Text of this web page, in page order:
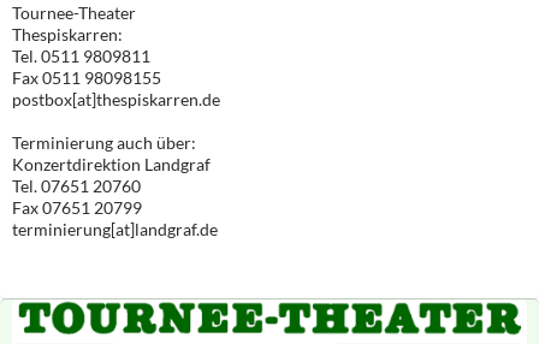
Tournee-Theater
Thespiskarren:
Tel. 0511 9809811
Fax 0511 98098155
postbox[at]thespiskarren.de
Terminierung auch über:
Konzertdirektion Landgraf
Tel. 07651 20760
Fax 07651 20799
terminierung[at]landgraf.de